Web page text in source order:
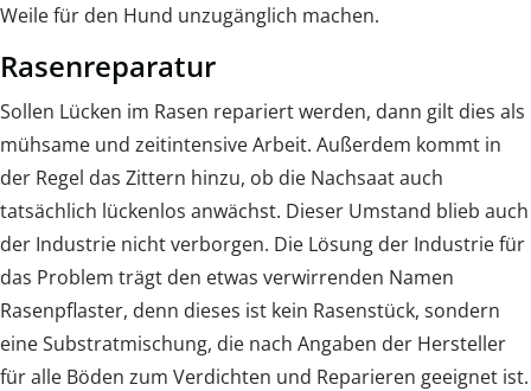
Weile für den Hund unzugänglich machen.
Rasenreparatur
Sollen Lücken im Rasen repariert werden, dann gilt dies als
mühsame und zeitintensive Arbeit. Außerdem kommt in
der Regel das Zittern hinzu, ob die Nachsaat auch
tatsächlich lückenlos anwächst. Dieser Umstand blieb auch
der Industrie nicht verborgen. Die Lösung der Industrie für
das Problem trägt den etwas verwirrenden Namen
Rasenpflaster, denn dieses ist kein Rasenstück, sondern
eine Substratmischung, die nach Angaben der Hersteller
für alle Böden zum Verdichten und Reparieren geeignet ist.